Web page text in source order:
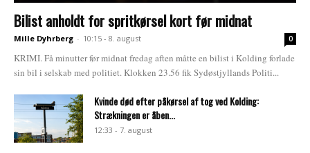
Bilist anholdt for spritkørsel kort før midnat
Mille Dyhrberg - 10:15 - 8. august 0
KRIMI. Få minutter før midnat fredag aften måtte en bilist i Kolding forlade
sin bil i selskab med politiet. Klokken 23.56 fik Sydøstjyllands Politi...
Kvinde død efter påkørsel af tog ved Kolding:
Strækningen er åben...
12:33 - 7. august